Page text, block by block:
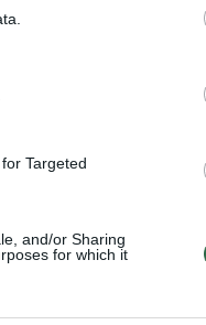
Targeted
and/or Sharing
for which it